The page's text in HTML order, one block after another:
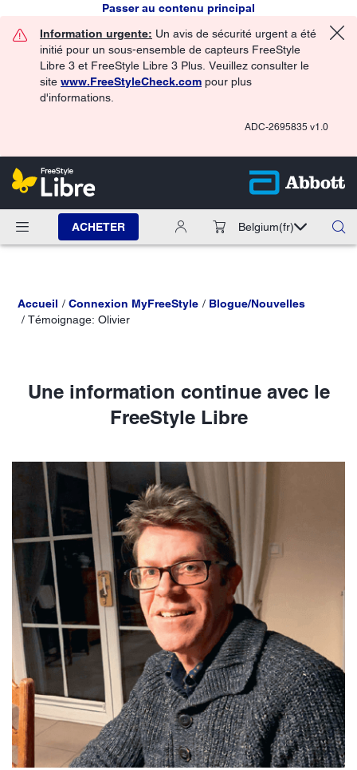
Passer au contenu principal
Information urgente: Un avis de sécurité urgent a été
initié pour un sous-ensemble de capteurs FreeStyle
Libre 3 et FreeStyle Libre 3 Plus. Veuillez consulter le
site www.FreeStyleCheck.com pour plus
d'informations.
ADC-2695835 v1.0
ACHETER Belgium(fr)
Accueil Connexion MyFreeStyle
Blogue/Nouvelles
Témoignage: Olivier
Une information continue avec le
FreeStyle Libre